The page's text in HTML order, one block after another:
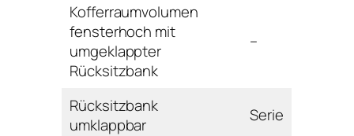
Kofferraumvolumen
fensterhoch mit
umgeklappter
Rücksitzbank
–
Rücksitzbank
umklappbar
Serie